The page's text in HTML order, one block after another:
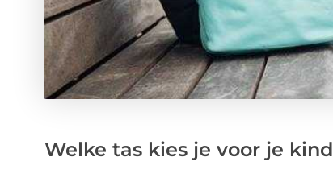
Welke tas kies je voor je kind